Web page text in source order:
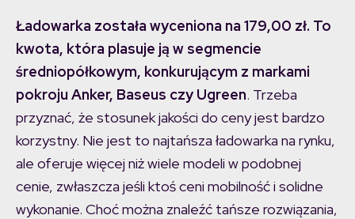
Ładowarka została wyceniona na 179,00 zł. To
kwota, która plasuje ją w segmencie
średniopółkowym, konkurującym z markami
pokroju Anker, Baseus czy Ugreen. Trzeba
przyznać, że stosunek jakości do ceny jest bardzo
korzystny. Nie jest to najtańsza ładowarka na rynku,
ale oferuje więcej niż wiele modeli w podobnej
cenie, zwłaszcza jeśli ktoś ceni mobilność i solidne
wykonanie. Choć można znaleźć tańsze rozwiązania,